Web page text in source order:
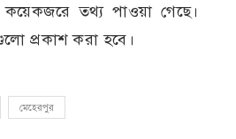
তথ্য পাওয়া গেছে।
প্রকাশ করা হবে।
মেহেরপুর